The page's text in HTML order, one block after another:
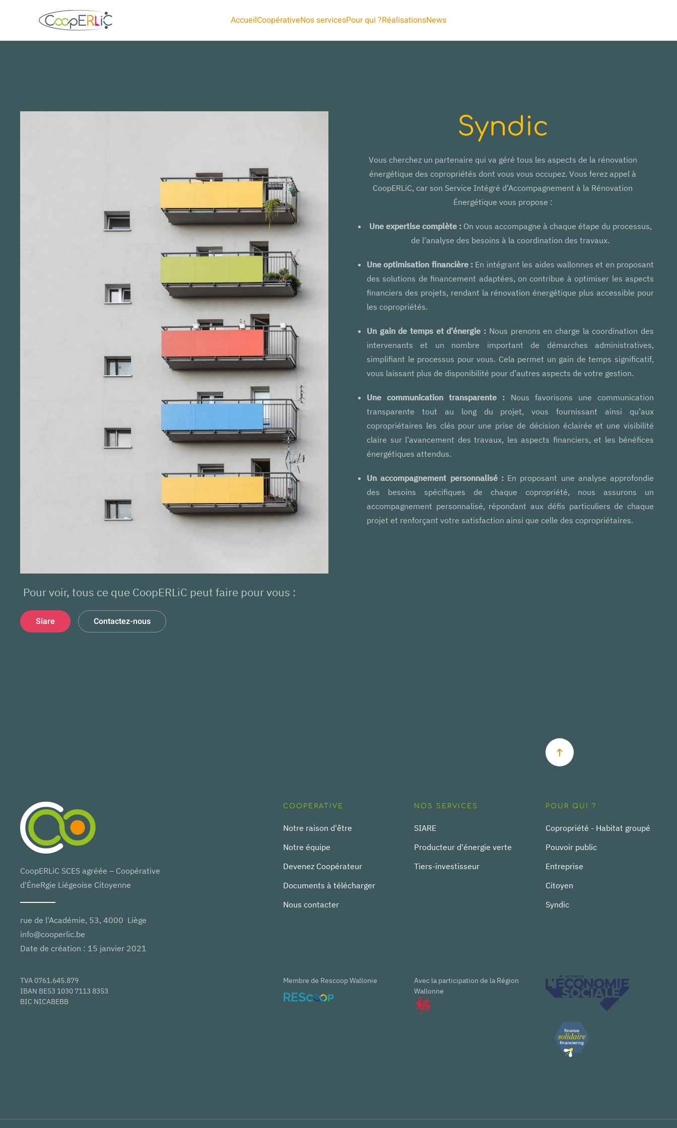
Skip to main content
AccueilCoopérativeNos servicesPour qui ?RéalisationsNews
Pour voir, tous ce que CoopERLiC peut faire pour vous :
Siare Contactez-nous
Syndic
Vous cherchez un partenaire qui va géré tous les aspects de la rénovation
énergétique des copropriétés dont vous vous occupez. Vous ferez appel à
CoopERLiC, car son Service Intégré d’Accompagnement à la Rénovation
Énergétique vous propose :
Une expertise complète :On vous accompagne à chaque étape du processus,
de l’analyse des besoins à la coordination des travaux.
Une optimisation financière : En intégrant les aides wallonnes et en proposant
des solutions de financement adaptées, on contribue à optimiser les aspects
financiers des projets, rendant la rénovation énergétique plus accessible pour
les copropriétés.
Un gain de temps et d’énergie : Nous prenons en charge la coordination des
intervenants et un nombre important de démarches administratives,
simplifiant le processus pour vous. Cela permet un gain de temps significatif,
vous laissant plus de disponibilité pour d’autres aspects de votre gestion.
Une communication transparente : Nous favorisons une communication
transparente tout au long du projet, vous fournissant ainsi qu’aux
copropriétaires les clés pour une prise de décision éclairée et une visibilité
claire sur l’avancement des travaux, les aspects financiers, et les bénéfices
énergétiques attendus.
Un accompagnement personnalisé :En proposant une analyse approfondie
des besoins spécifiques de chaque copropriété, nous assurons un
accompagnement personnalisé, répondant aux défis particuliers de chaque
projet et renforçant votre satisfaction ainsi que celle des copropriétaires.
CoopERLiC SCES agréée – Coopérative
d'ÉneRgie Liégeoise Citoyenne
rue de l'Académie, 53, 4000 Liège
info@cooperlic.be
Date de création : 15 janvier 2021
COOPERATIVE
Notre raison d'être
Notre équipe
Devenez Coopérateur
Documents à télécharger
Nous contacter
NOS SERVICES
SIARE
Producteur d'énergie verte
Tiers-investisseur
POUR QUI ?
Copropriété - Habitat groupé
Pouvoir public
Entreprise
Citoyen
Syndic
TVA 0761.645.879
IBAN BE53 1030 7113 8353
BIC NICABEBB
Membre de Rescoop Wallonie
Avec la participation de la Région
Wallonne